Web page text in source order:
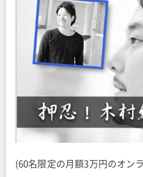
(60名限定の月額3万円のオン